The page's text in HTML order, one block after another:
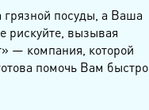
грязной посуды, а Ваша
рискуйте, вызывая
— компания, которой
помочь Вам быстро,